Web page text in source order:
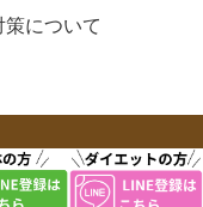
について